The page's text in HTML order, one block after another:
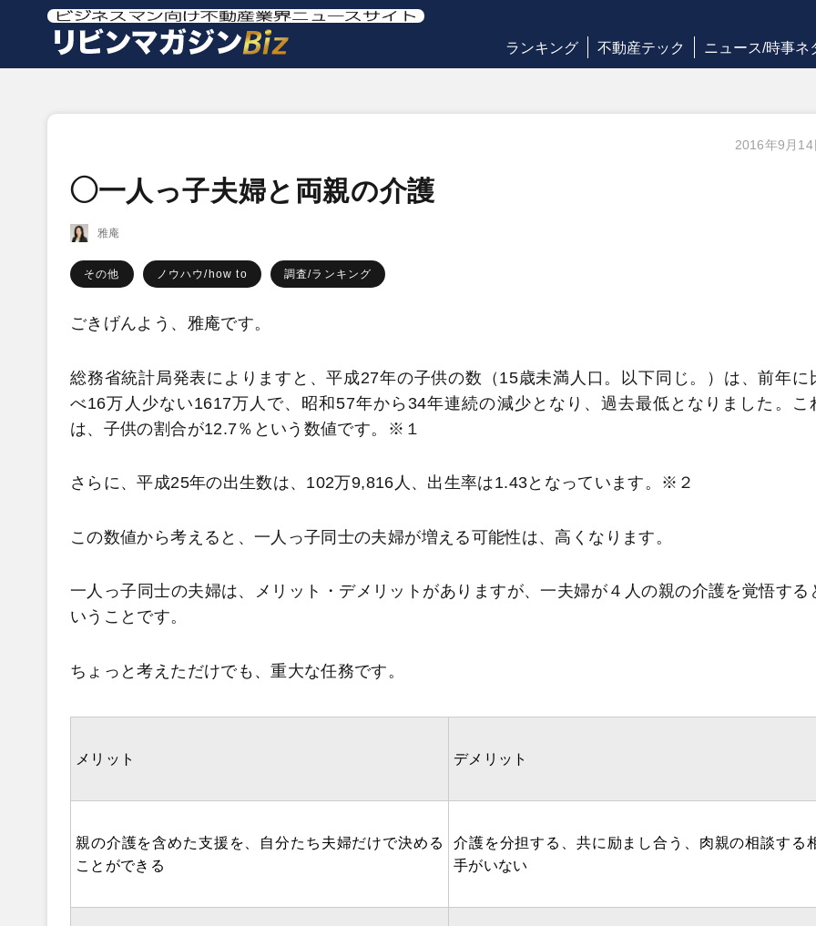
ランキング 不動産テック ニュース/時事ネ
2016年9月14
◯一人っ子夫婦と両親の介護
雅庵
その他 ノウハウ/how to 調査/ランキング
ごきげんよう、雅庵です。
総務省統計局発表によりますと、平成27年の子供の数（15歳未満人口。以下同じ。）は、前年に
べ16万人少ない1617万人で、昭和57年から34年連続の減少となり、過去最低となりました。こ
は、子供の割合が12.7％という数値です。※１
さらに、平成25年の出生数は、102万9,816人、出生率は1.43となっています。※２
この数値から考えると、一人っ子同士の夫婦が増える可能性は、高くなります。
一人っ子同士の夫婦は、メリット・デメリットがありますが、一夫婦が４人の親の介護を覚悟する
いうことです。
ちょっと考えただけでも、重大な任務です。
メリット デメリット
親の介護を含めた支援を、自分たち夫婦だけで決める
ことができる
介護を分担する、共に励まし合う、肉親の相談する
手がいない